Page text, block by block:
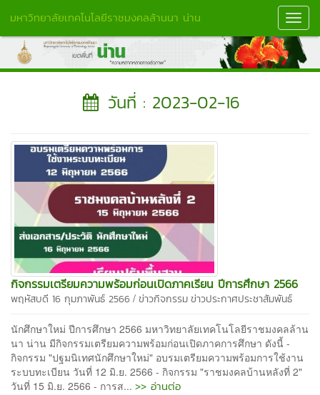
มหาวิทยาลัยเทคโนโลยีราชมงคลล้านนา น่าน
วันที่ : 2023-02-16
กิจกรรมเตรียมความพร้อมก่อนเปิดภาคเรียน ปีการศึกษา 2566
พฤหัสบดี 16 กุมภาพันธ์ 2566 / ข่าวกิจกรรมข่าวประกาศประชาสัมพันธ์
นักศึกษาใหม่ ปีการศึกษา 2566 มหาวิทยาลัยเทคโนโลยีราชมงคลล้าน
นา น่าน มีกิจกรรมเตรียมความพร้อมก่อนเปิดภาคการศึกษา ดังนี้ -
กิจกรรม "ปฐมนิเทศนักศึกษาใหม่" อบรมเตรียมความพร้อมการใช้งาน
ระบบทะเบียน วันที่ 12 มิ.ย. 2566 - กิจกรรม "ราชมงคลบ้านหลังที่ 2"
วันที่ 15 มิ.ย. 2566 - การส... >> อ่านต่อ